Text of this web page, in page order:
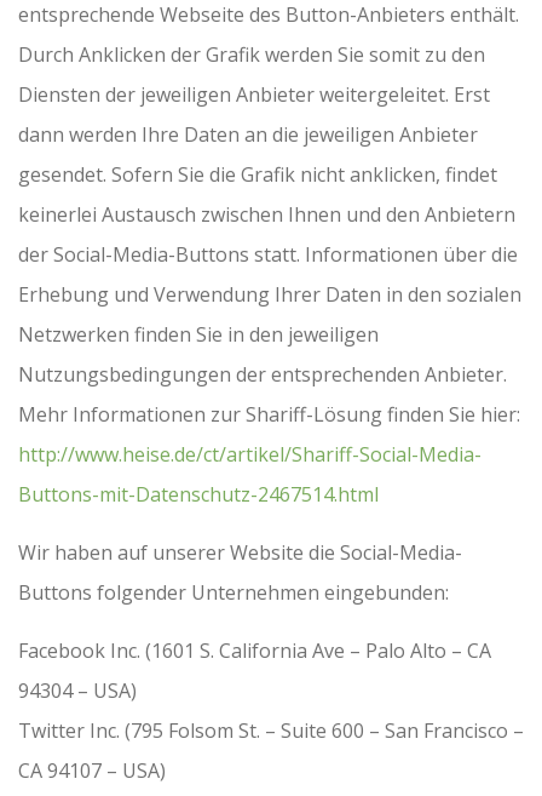
entsprechende Webseite des Button-Anbieters enthält.
Durch Anklicken der Grafik werden Sie somit zu den
Diensten der jeweiligen Anbieter weitergeleitet. Erst
dann werden Ihre Daten an die jeweiligen Anbieter
gesendet. Sofern Sie die Grafik nicht anklicken, findet
keinerlei Austausch zwischen Ihnen und den Anbietern
der Social-Media-Buttons statt. Informationen über die
Erhebung und Verwendung Ihrer Daten in den sozialen
Netzwerken finden Sie in den jeweiligen
Nutzungsbedingungen der entsprechenden Anbieter.
Mehr Informationen zur Shariff-Lösung finden Sie hier:
http://www.heise.de/ct/artikel/Shariff-Social-Media-
Buttons-mit-Datenschutz-2467514.html
Wir haben auf unserer Website die Social-Media-
Buttons folgender Unternehmen eingebunden:
Facebook Inc. (1601 S. California Ave – Palo Alto – CA
94304 – USA)
Twitter Inc. (795 Folsom St. – Suite 600 – San Francisco –
CA 94107 – USA)